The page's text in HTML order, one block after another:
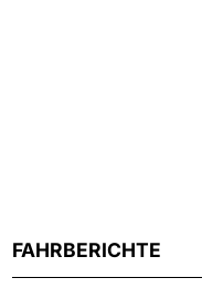
FAHRBERICHTE